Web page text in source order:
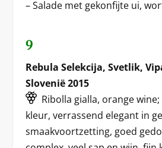
– Salade met gekonfijte ui,
9
Rebula Selekcija, Svetlik,
Slovenië 2015
Ribolla gialla, orange
kleur, verrassend elegant in
smaakvoortzetting, goed